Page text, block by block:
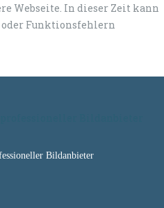
Webseite. In dieser Zeit kann
oder Funktionsfehlern
Bildanbieter